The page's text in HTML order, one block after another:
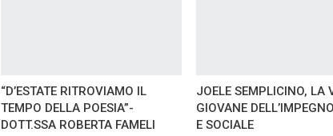
“D’ESTATE RITROVIAMO IL
TEMPO DELLA POESIA”-
DOTT.SSA ROBERTA FAMELI
JOELE SEMPLICINO, LA
GIOVANE
E SOCIALE